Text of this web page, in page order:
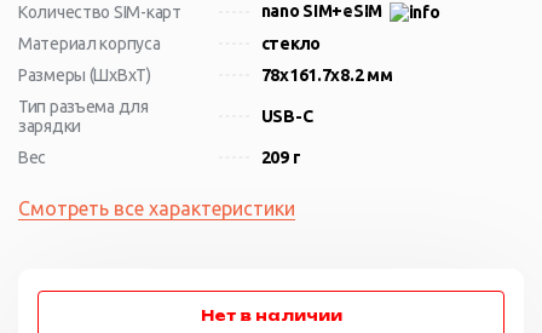
Количество SIM-карт
nano SIM+eSIM
Материал корпуса
стекло
Размеры (ШxВxТ)
78x161.7x8.2 мм
Тип разъема для
зарядки
USB-C
Вес 209 г
Смотреть все характеристики